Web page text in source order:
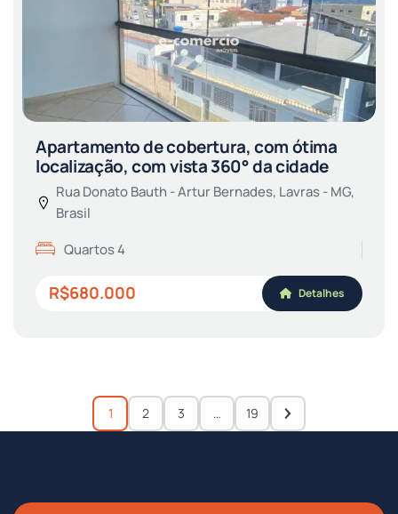
Apartamento de cobertura, com ótima
localização, com vista 360° da cidade
Rua Donato Bauth - Artur Bernades, Lavras - MG,
Brasil
Quartos 4
R$680.000 Detalhes
1 2 3 … 19